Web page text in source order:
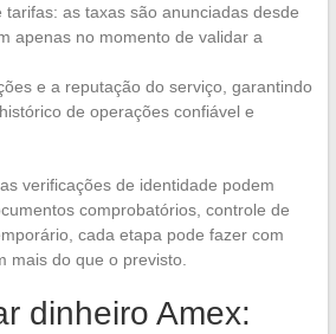
tarifas: as taxas são anunciadas desde
apenas no momento de validar a
e a reputação do serviço, garantindo
de operações confiável e
verificações de identidade podem
comprobatórios, controle de
cada etapa pode fazer com
mais do que o previsto.
dinheiro Amex: